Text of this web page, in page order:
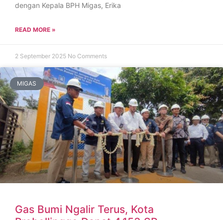
dengan Kepala BPH Migas, Erika
READ MORE »
2 September 2025 No Comments
MIGAS
Gas Bumi Ngalir Terus, Kota